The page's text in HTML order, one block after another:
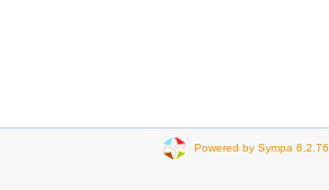
Powered by Sympa 6.2.76